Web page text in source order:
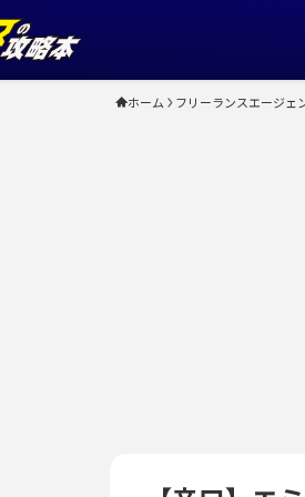
ホーム フリーランスエージェ